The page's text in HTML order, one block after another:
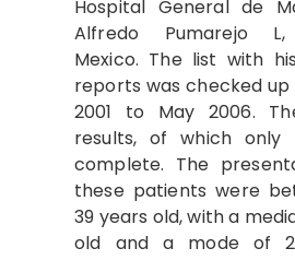
Hospital General de
Alfredo Pumarejo L,
Mexico. The list with
reports was checked
2001 to May 2006.
results, of which only
complete. The
these patients were
39 years old, with a
old and a mode of